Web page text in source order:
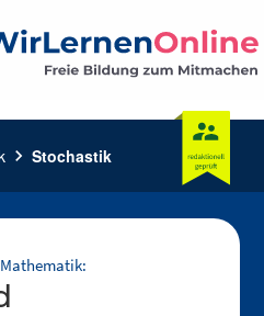
chevron_right Stochastik